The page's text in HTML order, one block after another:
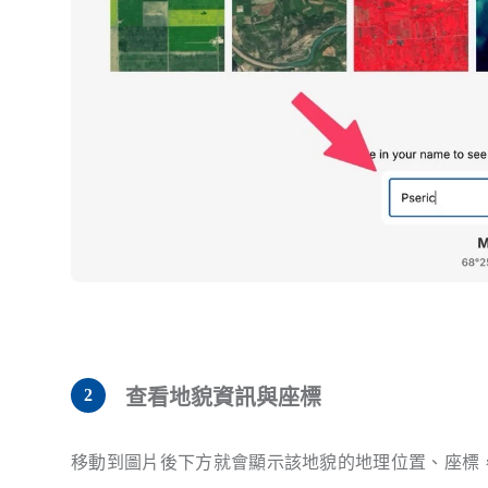
查看地貌資訊與座標
移動到圖片後下方就會顯示該地貌的地理位置、座標